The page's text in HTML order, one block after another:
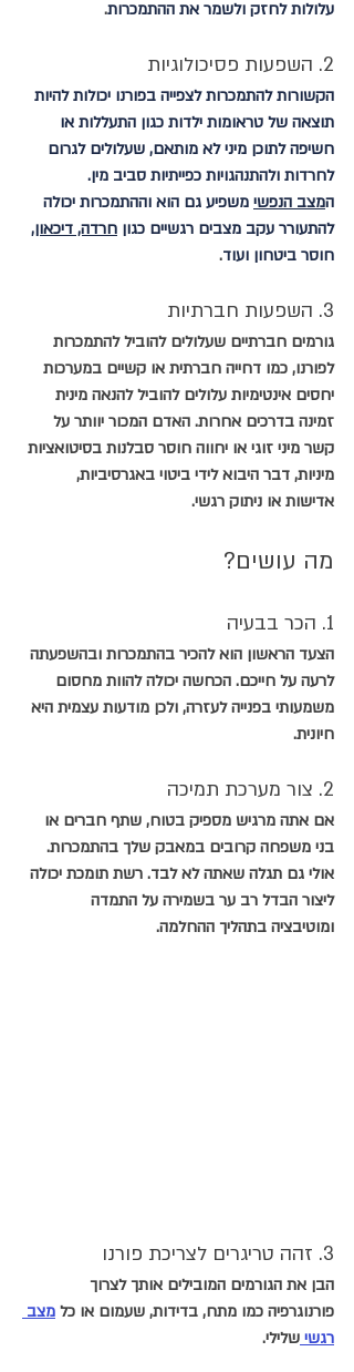
עלולות לחזק ולשמר את ההתמכרות.
2. השפעות פסיכולוגיות
הקשורות להתמכרות לצפייה בפורנו יכולות להיות
תוצאה של טראומות ילדות כגון התעללות או
חשיפה לתוכן מיני לא מותאם, שעלולים לגרום
לחרדות ולהתנהגויות כפייתיות סביב מין.
המצב הנפשי משפיע גם הוא וההתמכרות יכולה
להתעורר עקב מצבים רגשיים כגון חרדה, דיכאון,
חוסר ביטחון ועוד.
3. השפעות חברתיות
גורמים חברתיים שעלולים להוביל להתמכרות
לפורנו, כמו דחייה חברתית או קשיים במערכות
יחסים אינטימיות עלולים להוביל להנאה מינית
זמינה בדרכים אחרות. האדם המכור יוותר על
קשר מיני זוגי או יחווה חוסר סבלנות בסיטואציות
מיניות, דבר היבוא לידי ביטוי באגרסיביות,
אדישות או ניתוק רגשי.
מה עושים?
1. הכר בבעיה
הצעד הראשון הוא להכיר בהתמכרות ובהשפעתה
לרעה על חייכם. הכחשה יכולה להוות מחסום
משמעותי בפנייה לעזרה, ולכן מודעות עצמית היא
חיונית.
2. צור מערכת תמיכה
אם אתה מרגיש מספיק בטוח, שתף חברים או
בני משפחה קרובים במאבק שלך בהתמכרות.
אולי גם תגלה שאתה לא לבד. רשת תומכת יכולה
ליצור הבדל רב ער בשמירה על התמדה
ומוטיבציה בתהליך ההחלמה.
3. זהה טריגרים לצריכת פורנו
הבן את הגורמים המובילים אותך לצרוך
פורנוגרפיה כמו מתח, בדידות, שעמום או כל מצב
רגשי שלילי.